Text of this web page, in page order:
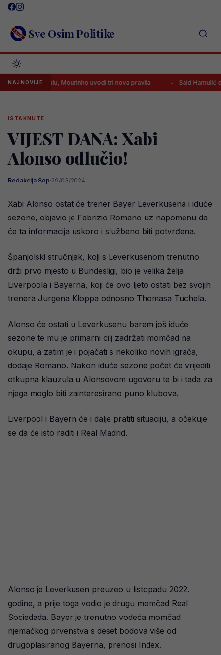
Skip
content Sve Osim Politike
NAJNOVIJE
u Realu, Mourinho uvodi tri nova pravila Said Hamulić dao
ISTAKNUTE
VIJEST DANA: Xabi
Alonso odlučio!
Redakcija Sop·29/03/2024
Xabi Alonso ostat će trener Bayer Leverkusena i iduće
sezone, objavio je Fabrizio Romano uz napomenu da
će ta informacija uskoro i službeno biti potvrđena.
Španjolski stručnjak, koji s Leverkusenom trenutno
drži prvo mjesto u Bundesligi, bio je velika želja
Liverpoola i Bayerna, koji će ovo ljeto ostati bez svojih
trenera Jurgena Kloppa odnosno Thomasa Tuchela.
Alonso će ostati u Leverkusenu barem još iduće
sezone te mu je primarni cilj zadržati momčad na
okupu, a zatim je i pojačati s nekoliko novih igrača,
dodaje Romano. Nakon iduće sezone počet će vrijediti
otkupna klauzula u Alonsovom ugovoru te bi i tada za
njega moglo biti zainteresirano puno klubova.
Liverpool i Bayern će i dalje pratiti situaciju, a očekuje
se da će isto raditi i Real Madrid.
Alonso je Leverkusen preuzeo u listopadu 2022.
godine, a prije toga vodio je drugu momčad Real
Sociedada. Bayer je trenutno vodeća momčad
njemačkog prvenstva s deset bodova više od
drugoplasiranog Bayerna, prenosi Index.